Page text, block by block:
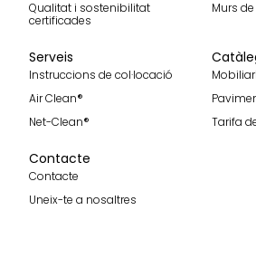
Qualitat i sostenibilitat
certificades
Murs
Serveis
Instruccions de col·locació
Air Clean®
Net-Clean®
Tarifa
Contacte
Contacte
Uneix-te a nosaltres